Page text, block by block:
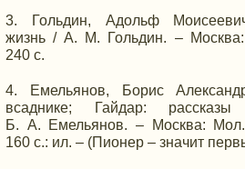
Гольдин, Адольф
жизнь /А. М. Гольдин. –
240 с.
Емельянов, Борис
всаднике; Гайдар:
Б. А. Емельянов. – Москва:
160 с.: ил. – (Пионер – значит